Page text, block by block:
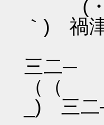
(・
｀) 禍
/
三二─
_) 三